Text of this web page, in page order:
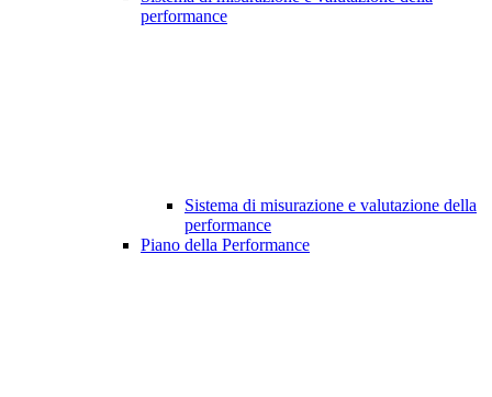
performance
Sistema di misurazione e valutazione della
performance
Piano della Performance